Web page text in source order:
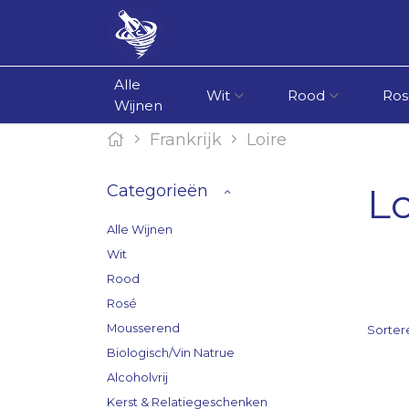
Alle
Wijnen
Wit Rood
Frankrijk Loire
Categorieën
Alle Wijnen
Wit
Rood
Rosé
Mousserend
Biologisch/Vin Natrue
Alcoholvrij
Kerst & Relatiegeschenken